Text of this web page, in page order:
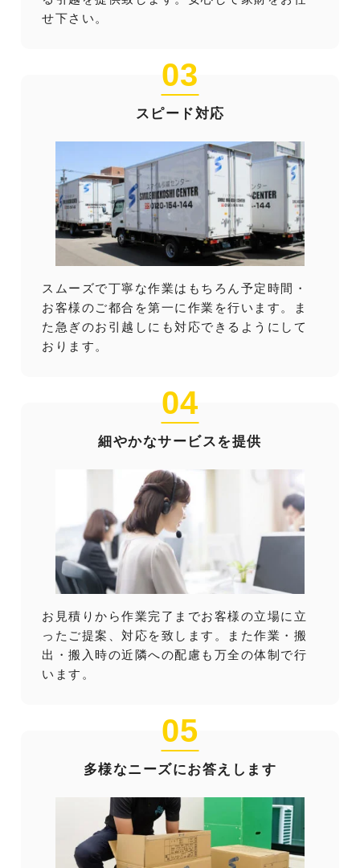
せ下さい。
03
スピード対応
スムーズで丁寧な作業はもちろん予定時間・
お客様のご都合を第一に作業を行います。ま
た急ぎのお引越しにも対応できるようにして
おります。
04
細やかなサービスを提供
お見積りから作業完了までお客様の立場に立
ったご提案、対応を致します。また作業・搬
出・搬入時の近隣への配慮も万全の体制で行
います。
05
多様なニーズにお答えします